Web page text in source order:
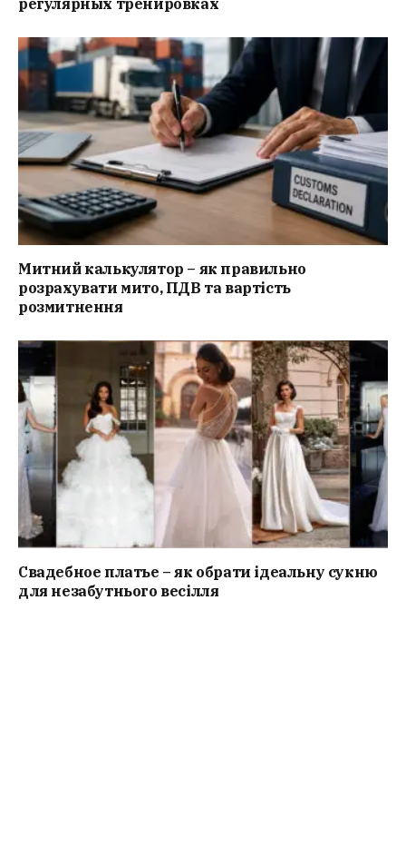
Митний калькулятор – як правильно
розрахувати мито, ПДВ та вартість
розмитнення
Свадебное платье – як обрати ідеальну сукню
для незабутнього весілля